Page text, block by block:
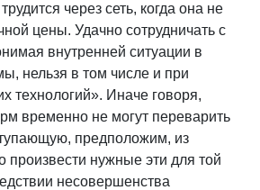
через сеть, когда она не
цены. Удачно сотрудничать с
внутренней ситуации в
нельзя в том числе и при
технологий». Иначе говоря,
временно не могут переварить
предположим, из
произвести нужные эти для той
несовершенства